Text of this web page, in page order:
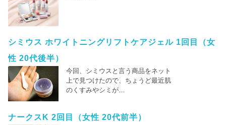
シミウス ホワイトニングリフトケアジェル 1回目（女
性 20代後半）
今回、シミウスと言う商品をネット
上で見つけたので、ちょうど最近肌
のくすみやシミが…
ナークスK 2回目（女性 20代前半）